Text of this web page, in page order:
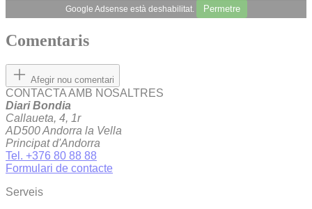
Google Adsense està deshabilitat. Permetre
Comentaris
Afegir nou comentari
CONTACTA AMB NOSALTRES
Diari Bondia
Callaueta, 4, 1r
AD500 Andorra la Vella
Principat d'Andorra
Tel. +376 80 88 88
Formulari de contacte
Serveis